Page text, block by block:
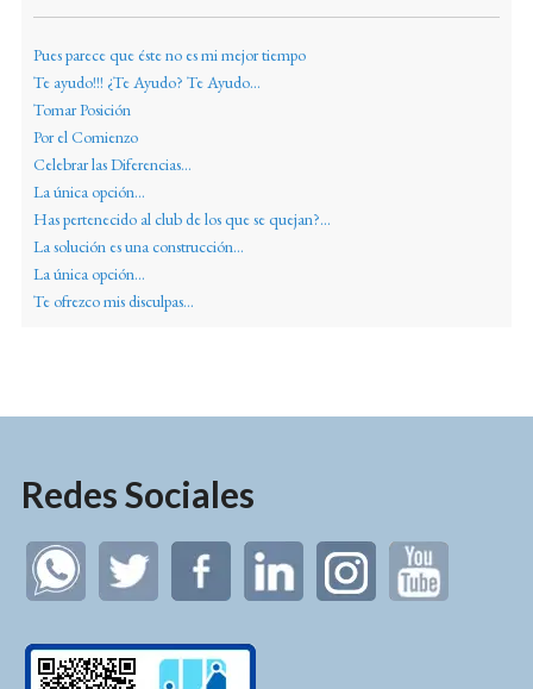
Pues parece que éste no es mi mejor tiempo
Te ayudo!!! ¿Te Ayudo? Te Ayudo...
Tomar Posición
Por el Comienzo
Celebrar las Diferencias...
La única opción...
Has pertenecido al club de los que se quejan?...
La solución es una construcción...
La única opción...
Te ofrezco mis disculpas...
Redes Sociales